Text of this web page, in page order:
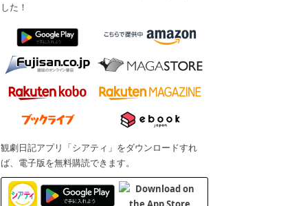
した！
観劇日記アプリ「シアティ」をダウンロードすれ
ば、電子版を無料購読できます。